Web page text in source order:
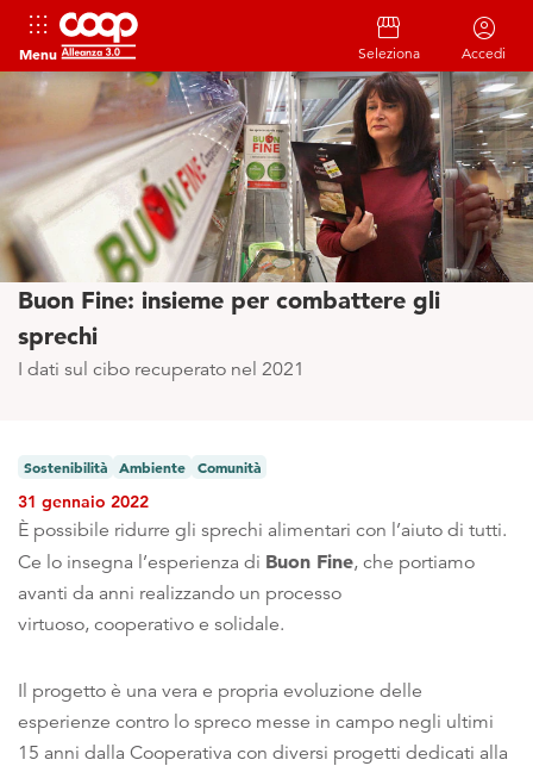
apps
Menu
storefront
Seleziona
account_circle
Accedi
Buon Fine: insieme per combattere gli
sprechi
I dati sul cibo recuperato nel 2021
Sostenibilità Ambiente Comunità
31 gennaio 2022
È possibile ridurre gli sprechi alimentari con l’aiuto di tutti.
Ce lo insegna l’esperienza di Buon Fine, che portiamo
avanti da anni realizzando un processo
virtuoso, cooperativo e solidale.
Il progetto è una vera e propria evoluzione delle
esperienze contro lo spreco messe in campo negli ultimi
15 anni dalla Cooperativa con diversi progetti dedicati alla